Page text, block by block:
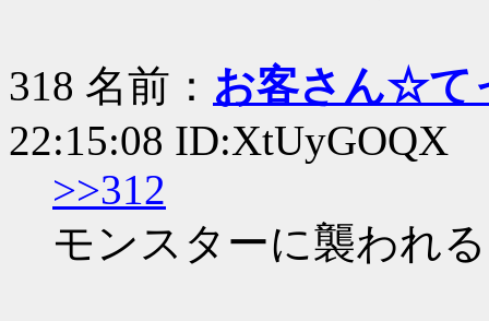
318 名前： お客さん☆て
22:15:08 ID:XtUyGOQX
>>312
モンスターに襲われ